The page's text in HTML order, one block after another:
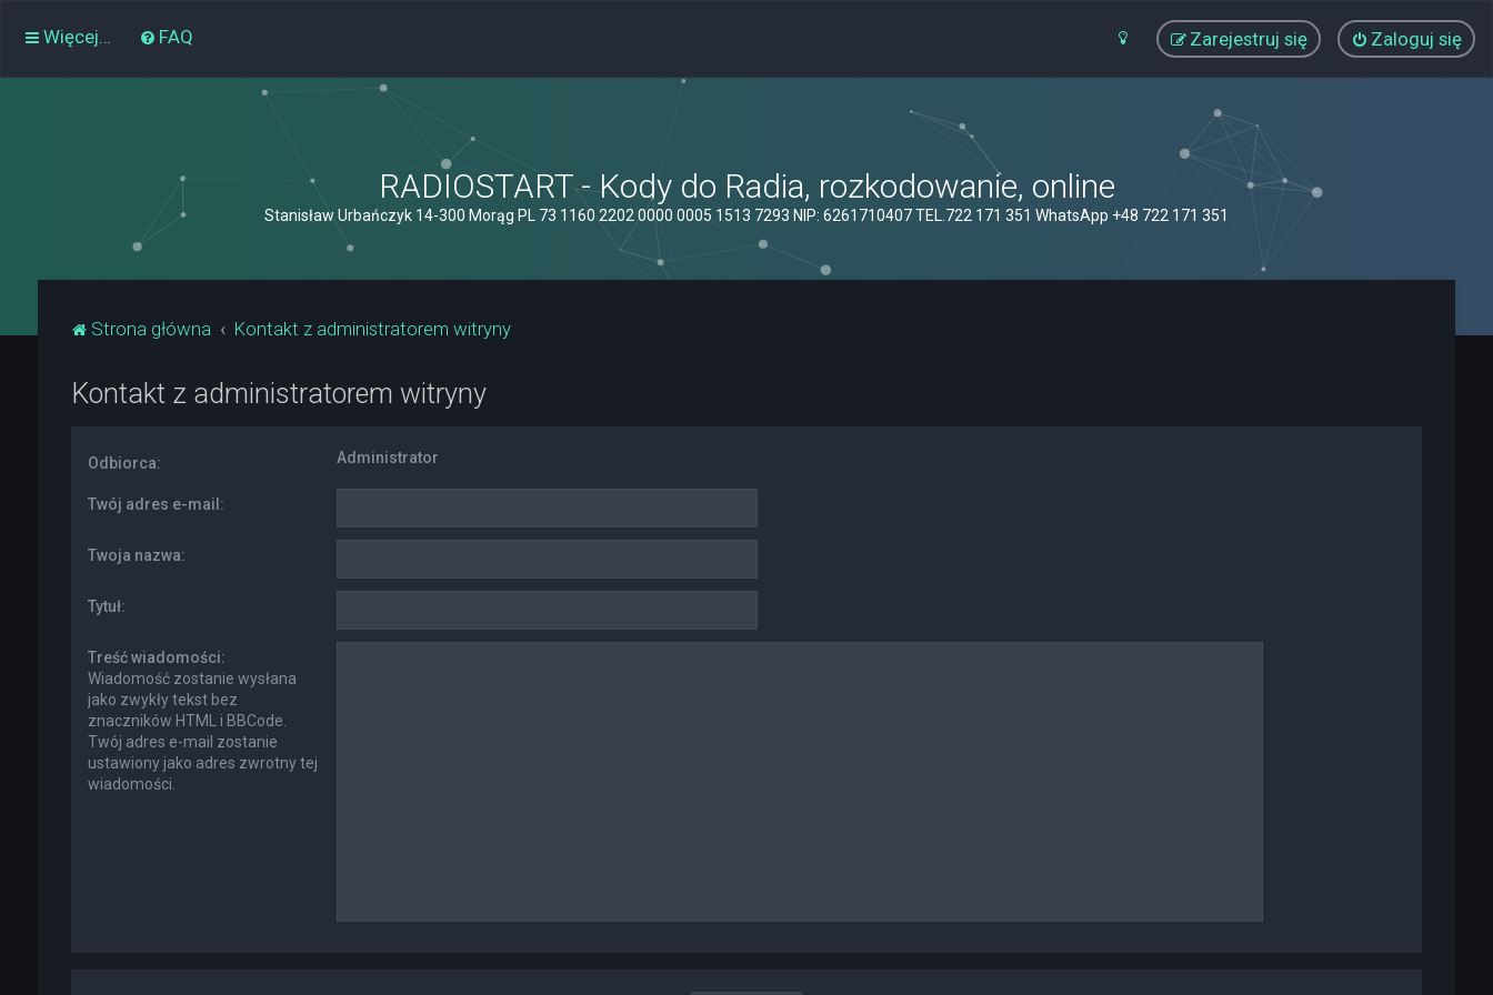
Więcej… FAQ Zaloguj się
Zarejestruj się
RADIOSTART - Kody do Radia, rozkodowanie, online
Stanisław Urbańczyk 14-300 Morąg PL 73 1160 2202 0000 0005 1513 7293 NIP: 6261710407 TEL.722 171 351 WhatsApp +48 722 171 351
Strona główna Kontakt z administratorem witryny
Kontakt z administratorem witryny
Odbiorca: Administrator
Twój adres e-mail:
Twoja nazwa:
Tytuł:
Treść wiadomości:
Wiadomość zostanie wysłana
jako zwykły tekst bez
znaczników HTML i BBCode.
Twój adres e-mail zostanie
ustawiony jako adres zwrotny tej
wiadomości.